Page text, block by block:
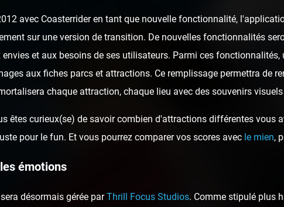
avec Coasterrider en tant que nouvelle fonctionnalité,
sur une version de transition. De nouvelles fonctionnalités
envies et aux besoins de ses utilisateurs. Parmi ces
aux fiches parcs et attractions. Ce remplissage permettra de
chaque attraction, chaque lieu avec des souvenirs
êtes curieux(se) de savoir combien d'attractions différentes vous
pour le fun. Et vous pourrez comparer vos scores avec le mien,
émotions
désormais gérée parThrill Focus Studios. Comme stipulé plus